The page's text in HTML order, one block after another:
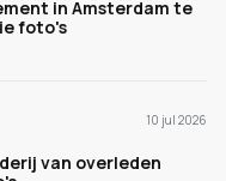
in Amsterdam te
foto's
10 jul 2026
van overleden